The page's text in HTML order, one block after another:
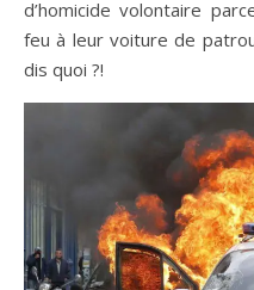
d’homicide volontaire
feu à leur voiture de
dis quoi ?!